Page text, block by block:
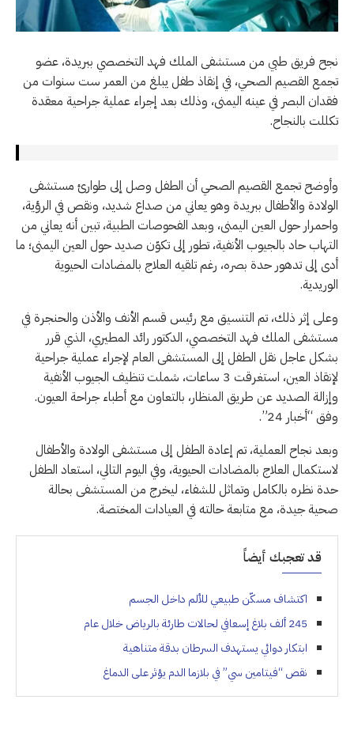
نجح فريق طبي من مستشفى الملك فهد التخصصي ببريدة، عضو
تجمع القصيم الصحي، في إنقاذ طفل يبلغ من العمر ست سنوات من
فقدان البصر في عينه اليمنى، وذلك بعد إجراء عملية جراحية معقدة
تكللت بالنجاح.
وأوضح تجمع القصيم الصحي أن الطفل وصل إلى طوارئ مستشفى
الولادة والأطفال ببريدة وهو يعاني من صداع شديد، ونقص في الرؤية،
واحمرار حول العين اليمنى، وبعد الفحوصات الطبية، تبين أنه يعاني من
التهاب حاد بالجيوب الأنفية، تطور إلى تكوّن صديد حول العين اليمنى؛ ما
أدى إلى تدهور حدة بصره، رغم تلقيه العلاج بالمضادات الحيوية
الوريدية.
وعلى إثر ذلك، تم التنسيق مع رئيس قسم الأنف والأذن والحنجرة في
مستشفى الملك فهد التخصصي، الدكتور رائد المطيري، الذي قرر
بشكل عاجل نقل الطفل إلى المستشفى العام لإجراء عملية جراحية
لإنقاذ العين، استغرقت 3 ساعات، شملت تنظيف الجيوب الأنفية
وإزالة الصديد عن طريق المنظار، بالتعاون مع أطباء جراحة العيون.
وفق “أخبار 24”.
وبعد نجاح العملية، تم إعادة الطفل إلى مستشفى الولادة والأطفال
لاستكمال العلاج بالمضادات الحيوية، وفي اليوم التالي، استعاد الطفل
حدة نظره بالكامل وتماثل للشفاء، ليخرج من المستشفى بحالة
صحية جيدة، مع متابعة حالته في العيادات المختصة.
قد تعجبك أيضاً
اكتشاف مسكّن طبيعي للألم داخل الجسم
245 ألف بلاغ إسعافي لحالات طارئة بالرياض خلال عام
ابتكار دوائي يستهدف السرطان بدقة متناهية
نقص “فيتامين سي” في بلازما الدم يؤثر على الدماغ